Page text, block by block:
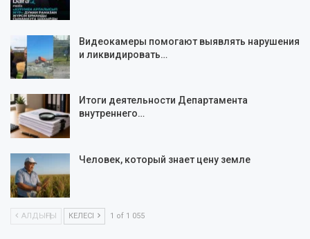
Видеокамеры помогают выявлять нарушения
и ликвидировать…
Итоги деятельности Департамента
внутреннего…
Человек, который знает цену земле
АЛДЫҢҒЫ КЕЛЕСІ 1 of 1 055